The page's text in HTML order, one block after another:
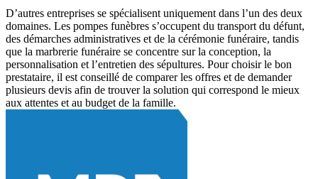
D’autres entreprises se spécialisent uniquement dans l’un des deux
domaines. Les pompes funèbres s’occupent du transport du défunt,
des démarches administratives et de la cérémonie funéraire, tandis
que la marbrerie funéraire se concentre sur la conception, la
personnalisation et l’entretien des sépultures. Pour choisir le bon
prestataire, il est conseillé de comparer les offres et de demander
plusieurs devis afin de trouver la solution qui correspond le mieux
aux attentes et au budget de la famille.